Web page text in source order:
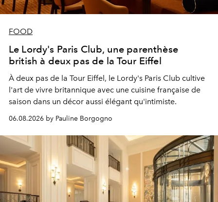
FOOD
Le Lordy's Paris Club, une parenthèse
british à deux pas de la Tour Eiffel
À deux pas de la Tour Eiffel, le Lordy's Paris Club cultive
l'art de vivre britannique avec une cuisine française de
saison dans un décor aussi élégant qu'intimiste.
06.08.2026 by Pauline Borgogno